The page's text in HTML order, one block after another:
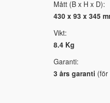
Mått (B x H x D):
430 x 93 x 345
Vikt:
8.4 Kg
Garanti:
3 års garanti (för